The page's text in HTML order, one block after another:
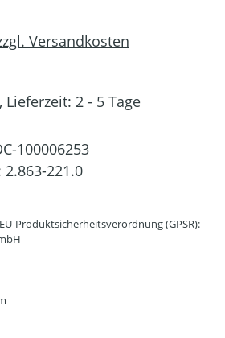
Versandkosten
2 - 5 Tage
100006253
2.863-221.0
Produktsicherheitsverordnung (GPSR):